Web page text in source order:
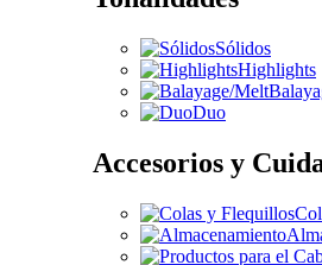
Sólidos
Highlights
Duo
Accesorios y